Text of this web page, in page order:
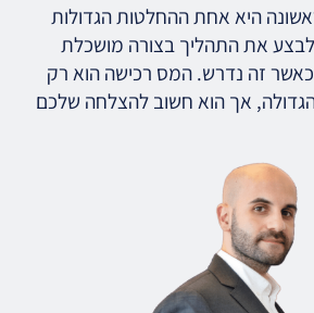
היא אחת ההחלטות הגדולות
את התהליך בצורה מושכלת
זה נדרש. המס רכישה הוא רק
אך הוא חשוב להצלחה שלכם